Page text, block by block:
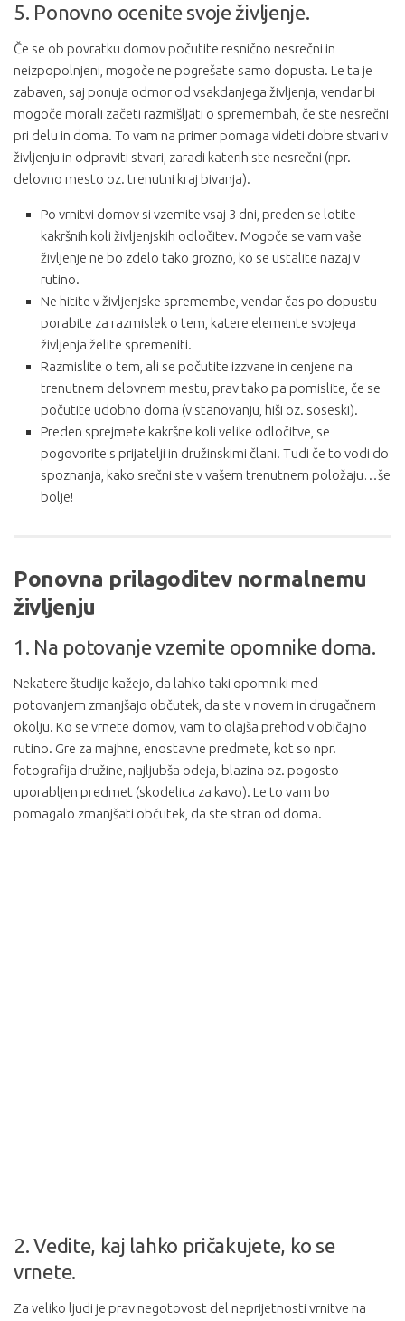
5. Ponovno ocenite svoje življenje.
Če se ob povratku domov počutite resnično nesrečni in
neizpopolnjeni, mogoče ne pogrešate samo dopusta. Le ta je
zabaven, saj ponuja odmor od vsakdanjega življenja, vendar bi
mogoče morali začeti razmišljati o spremembah, če ste nesrečni
pri delu in doma. To vam na primer pomaga videti dobre stvari v
življenju in odpraviti stvari, zaradi katerih ste nesrečni (npr.
delovno mesto oz. trenutni kraj bivanja).
Po vrnitvi domov si vzemite vsaj 3 dni, preden se lotite
kakršnih koli življenjskih odločitev. Mogoče se vam vaše
življenje ne bo zdelo tako grozno, ko se ustalite nazaj v
rutino.
Ne hitite v življenjske spremembe, vendar čas po dopustu
porabite za razmislek o tem, katere elemente svojega
življenja želite spremeniti.
Razmislite o tem, ali se počutite izzvane in cenjene na
trenutnem delovnem mestu, prav tako pa pomislite, če se
počutite udobno doma (v stanovanju, hiši oz. soseski).
Preden sprejmete kakršne koli velike odločitve, se
pogovorite s prijatelji in družinskimi člani. Tudi če to vodi do
spoznanja, kako srečni ste v vašem trenutnem položaju…še
bolje!
Ponovna prilagoditev normalnemu
življenju
1. Na potovanje vzemite opomnike doma.
Nekatere študije kažejo, da lahko taki opomniki med
potovanjem zmanjšajo občutek, da ste v novem in drugačnem
okolju. Ko se vrnete domov, vam to olajša prehod v običajno
rutino. Gre za majhne, enostavne predmete, kot so npr.
fotografija družine, najljubša odeja, blazina oz. pogosto
uporabljen predmet (skodelica za kavo). Le to vam bo
pomagalo zmanjšati občutek, da ste stran od doma.
2. Vedite, kaj lahko pričakujete, ko se
vrnete.
Za veliko ljudi je prav negotovost del neprijetnosti vrnitve na